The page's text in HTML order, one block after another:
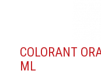
COLORANT
ML